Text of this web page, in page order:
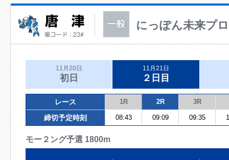
にっぽん未来プ
11月20日
初日
11月21日
２日目
レース 1R 2R 3R
締切予定時刻 08:43 09:09 09:35
モー２ング予選 1800m